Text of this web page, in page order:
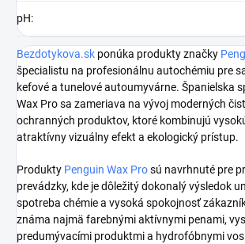
pH:
Bezdotykova.sk ponúka produkty značky
špecialistu na profesionálnu autochémiu pre
kefové a tunelové autoumyvárne. Španielska
Wax Pro sa zameriava na vývoj moderných
ochranných produktov, ktoré kombinujú
atraktívny vizuálny efekt a ekologický prístup.
Produkty Penguin Wax Prosú navrhnuté pre
prevádzky, kde je dôležitý dokonalý výsledok
spotreba chémie a vysoká spokojnosť
známa najmä farebnými aktívnymi penami,
predumývacími produktmi a hydrofóbnymi